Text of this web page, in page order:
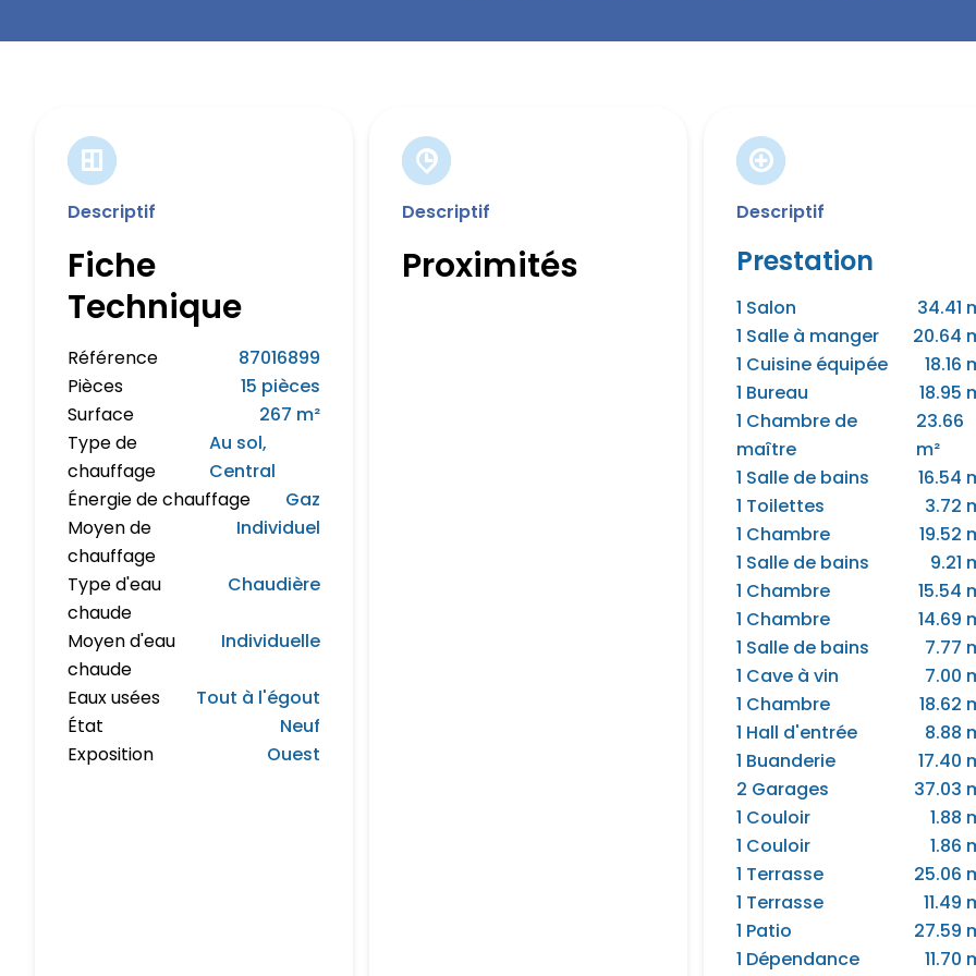
Descriptif
Fiche
Technique
Référence
87016899
Pièces
15 pièces
Surface
267 m²
Type de
chauffage
Au sol,
Central
Énergie de chauffage
Gaz
Moyen de
chauffage
Individuel
Type d'eau
chaude
Chaudière
Moyen d'eau
chaude
Individuelle
Eaux usées
Tout à l'égout
État
Neuf
Exposition
Ouest
Descriptif
Proximités
Descriptif
Prestation
1 Salon
34.41
1 Salle à manger
20.64
1 Cuisine équipée
18.16
1 Bureau
18.95
1 Chambre de
maître
23.66
m²
1 Salle de bains
16.54
1 Toilettes
3.72
1 Chambre
19.52
1 Salle de bains
9.21
1 Chambre
15.54
1 Chambre
14.69
1 Salle de bains
7.77
1 Cave à vin
7.00
1 Chambre
18.62
1 Hall d'entrée
8.88
1 Buanderie
17.40
2 Garages
37.03
1 Couloir
1.88
1 Couloir
1.86
1 Terrasse
25.06
1 Terrasse
11.49
1 Patio
27.59
1 Dépendance
11.70